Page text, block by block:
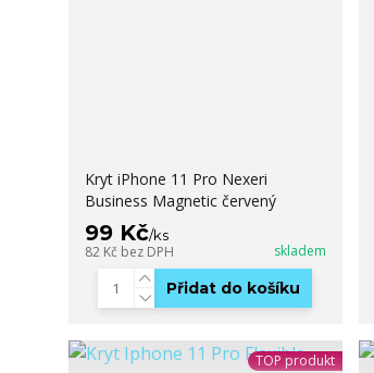
Kryt iPhone 11 Pro Nexeri
Business Magnetic červený
99 Kč/ks
82 Kč bez DPH skladem
Přidat do košíku
TOP produkt